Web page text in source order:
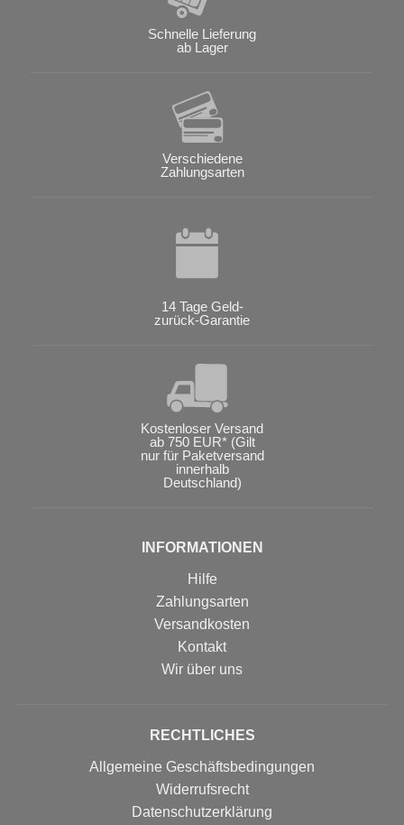
Schnelle Lieferung
ab Lager
Verschiedene
Zahlungsarten
14 Tage Geld-
zurück-Garantie
Kostenloser Versand
ab 750 EUR* (Gilt
nur für Paketversand
innerhalb
Deutschland)
INFORMATIONEN
Hilfe
Zahlungsarten
Versandkosten
Kontakt
Wir über uns
RECHTLICHES
Allgemeine Geschäftsbedingungen
Widerrufsrecht
Datenschutzerklärung